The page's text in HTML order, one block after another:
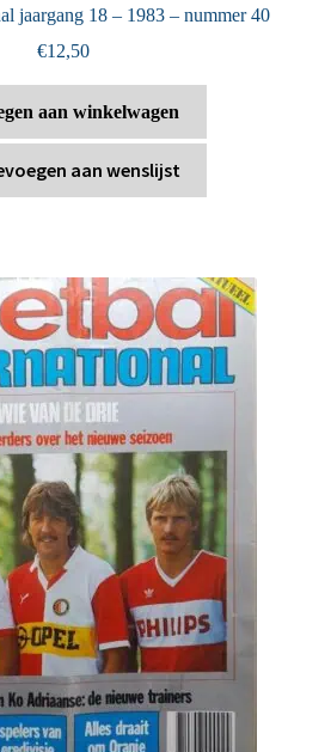
jaargang 18 – 1983 – nummer 40
€12,50
aan winkelwagen
aan wenslijst